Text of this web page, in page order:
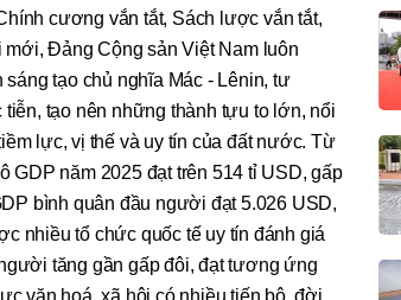
cương vắn tắt, Sách lược vắn tắt,
mới, Đảng Cộng sản Việt Nam luôn
tạo chủ nghĩa Mác - Lênin, tư
tạo nên những thành tựu to lớn, nổi
lực, vị thế và uy tín của đất nước. Từ
GDP năm 2025 đạt trên 514 tỉ USD, gấp
bình quân đầu người đạt 5.026 USD,
nhiều tổ chức quốc tế uy tín đánh giá
tăng gần gấp đôi, đạt tương ứng
văn hoá, xã hội có nhiều tiến bộ, đời